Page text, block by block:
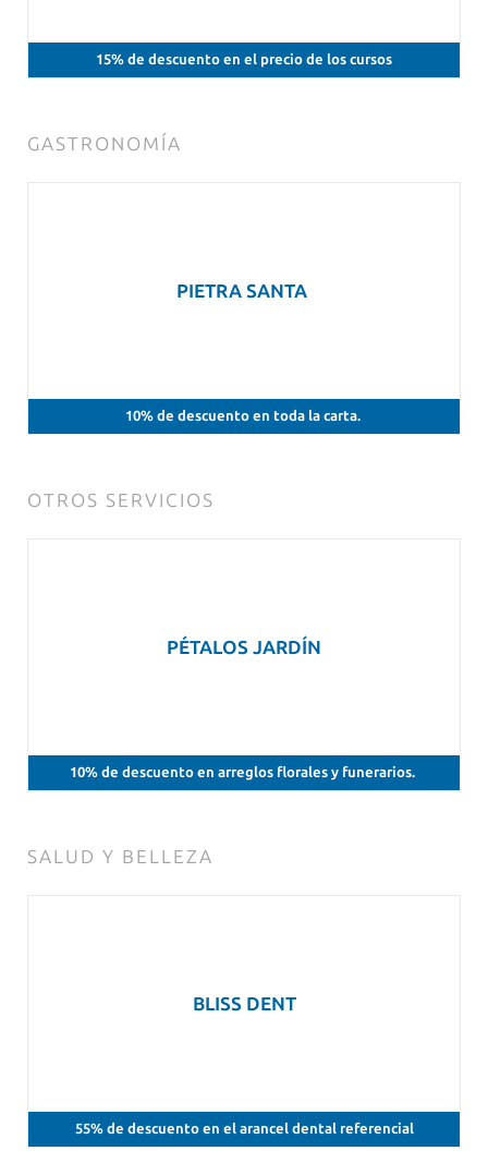
15% de descuento en el precio de los cursos
GASTRONOMÍA
PIETRA SANTA
10% de descuento en toda la carta.
OTROS SERVICIOS
PÉTALOS JARDÍN
10% de descuento en arreglos florales y funerarios.
SALUD Y BELLEZA
BLISS DENT
55% de descuento en el arancel dental referencial